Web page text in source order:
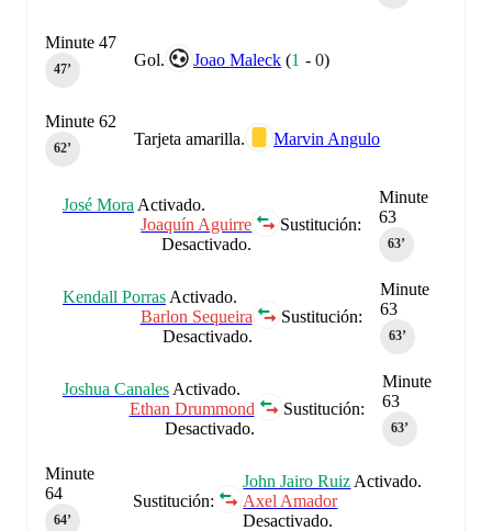
Gol. Joao Maleck (1 -0)
Minute 47
47‎’‎
Tarjeta amarilla. Marvin Angulo
Minute 62
62‎’‎
Minute
63
63‎’‎
Sustitución:
José Mora Activado.
Joaquín Aguirre
Desactivado.
Minute
63
63‎’‎
Sustitución:
Kendall Porras Activado.
Barlon Sequeira
Desactivado.
Minute
63
63‎’‎
Sustitución:
Joshua Canales Activado.
Ethan Drummond
Desactivado.
Sustitución:
John Jairo Ruiz Activado.
Axel Amador
Desactivado.
Minute
64
64‎’‎